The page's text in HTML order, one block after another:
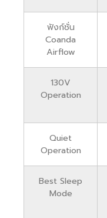
ฟังก์ชั่น
Coanda
Airflow
130V
Operation
Quiet
Operation
Best Sleep
Mode